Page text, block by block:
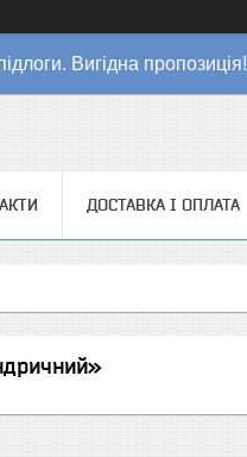
Вигідна пропозиція!
ДОСТАВКА І ОПЛАТА